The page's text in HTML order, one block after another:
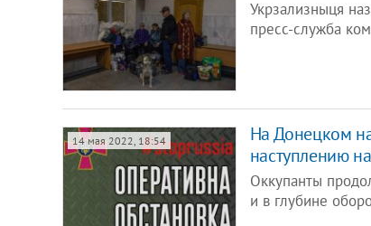
Укрзализныця
пресс-служба
14 мая 2022, 18:54
На Донецком
наступлению
Оккупанты
и в глубине